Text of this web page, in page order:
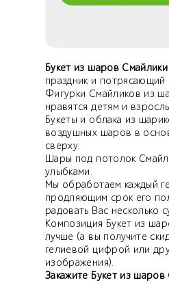
Букет из шаров Смайлики
праздник и
Фигурки Смайликов из
нравятся детям и
Букеты и облака из
воздушных шаров в
сверху.
Шары под потолок
улыбками.
Мы обработаем каждый
продляющим срок его
радовать Вас несколько
Композиция Букет из
лучше (а вы получите
гелиевой цифрой или
изображения).
Закажите Букет из